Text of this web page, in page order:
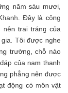
năm sáu mươi,
Đây là công
nên trai tráng của
Tôi được nghe
trường, chỗ nào
của nam thanh
phẳng nên được
động có môn vật